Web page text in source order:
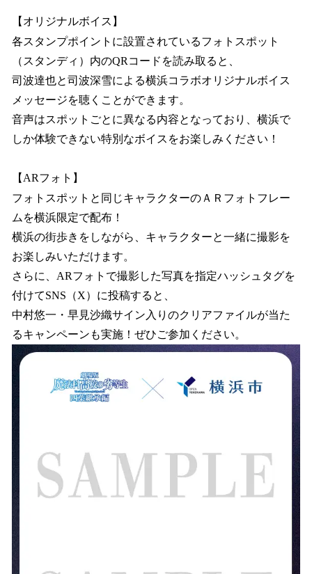
【オリジナルボイス】
各スタンプポイントに設置されているフォトスポット
（スタンディ）内のQRコードを読み取ると、
司波達也と司波深雪による横浜コラボオリジナルボイス
メッセージを聴くことができます。
音声はスポットごとに異なる内容となっており、横浜で
しか体験できない特別なボイスをお楽しみください！
【ARフォト】
フォトスポットと同じキャラクターのＡＲフォトフレー
ムを横浜限定で配布！
横浜の街歩きをしながら、キャラクターと一緒に撮影を
お楽しみいただけます。
さらに、ARフォトで撮影した写真を指定ハッシュタグを
付けてSNS（X）に投稿すると、
中村悠一・早見沙織サイン入りのクリアファイルが当た
るキャンペーンも実施！ぜひご参加ください。